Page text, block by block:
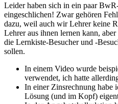
Leider haben sich in ein paar
eingeschlichen! Zwar gehören
dazu, weil auch wir Lehrer keine
Lehrer aus ihnen lernen kann,
die Lernkiste-Besucher und -
sollen.
In einem Video wurde
verwendet, ich hatte
In einer Zinsrechnung habe
Lösung (und im Kopf)